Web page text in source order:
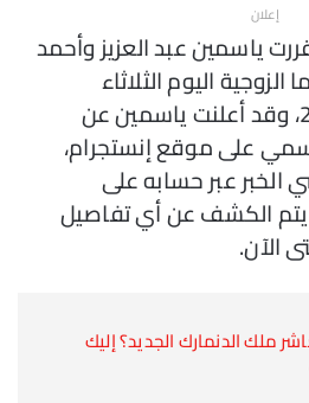
إعلان
ياسمين عبد العزيز وأحمد
اليوم الثلاثاء
الموافق 16 يناير 2024، وقد أعلنت ياسمين عن
على موقع إنستجرام،
الخبر عبر حسابه على
الكشف عن أي تفاصيل
الآن.
ملك الدنمارك الجديد؟ إليك